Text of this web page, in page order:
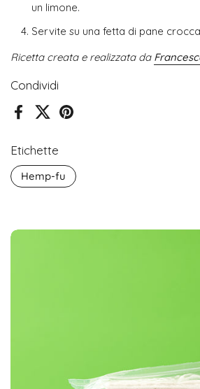
Condividi
Facebook
X (Twitter)Pinterest
Etichette
Hemp-fu
un limone.
Servite su una fetta di pane
Ricetta creata e realizzata da